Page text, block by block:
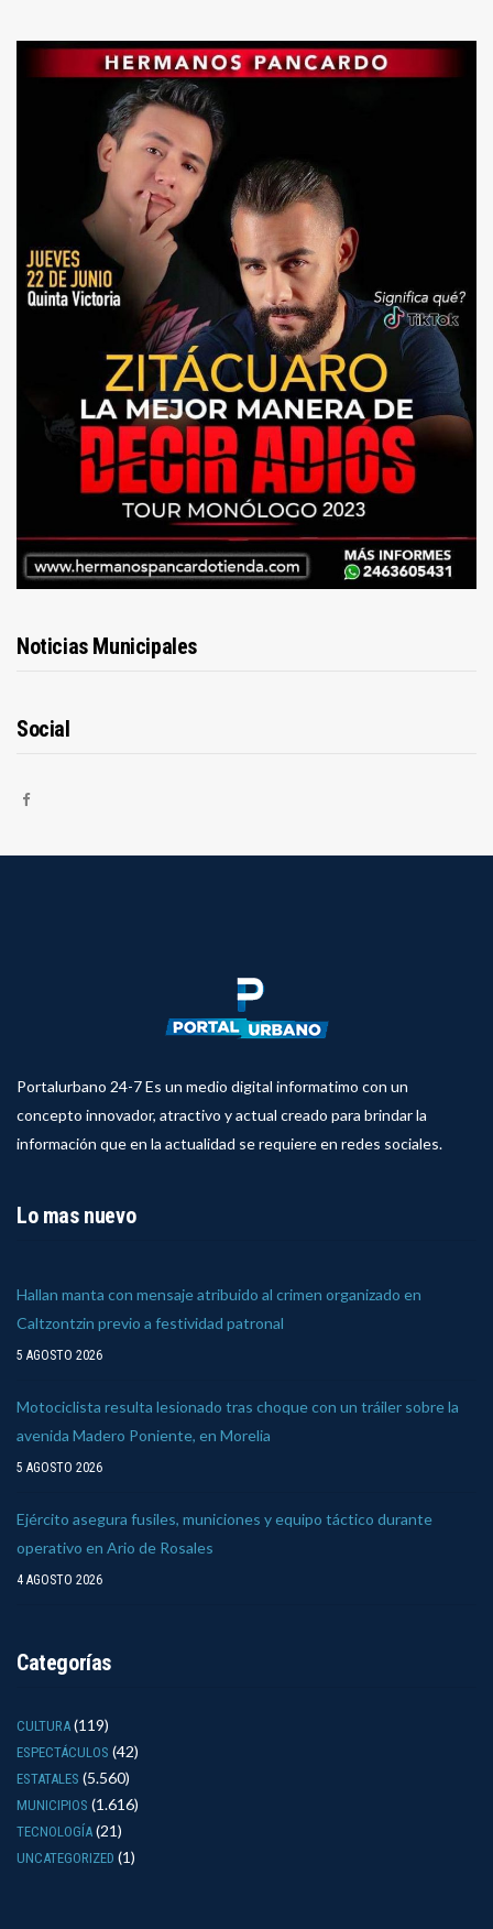
Noticias Municipales
Social
Portalurbano 24-7 Es un medio digital informatimo con un
concepto innovador, atractivo y actual creado para brindar la
información que en la actualidad se requiere en redes sociales.
Lo mas nuevo
Hallan manta con mensaje atribuido al crimen organizado en
Caltzontzin previo a festividad patronal
5 AGOSTO 2026
Motociclista resulta lesionado tras choque con un tráiler sobre la
avenida Madero Poniente, en Morelia
5 AGOSTO 2026
Ejército asegura fusiles, municiones y equipo táctico durante
operativo en Ario de Rosales
4 AGOSTO 2026
Categorías
CULTURA (119)
ESPECTÁCULOS (42)
ESTATALES (5.560)
MUNICIPIOS (1.616)
TECNOLOGÍA (21)
UNCATEGORIZED (1)